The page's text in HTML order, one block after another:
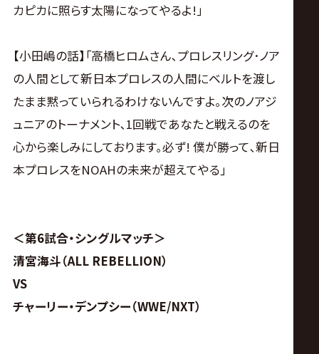
カピカに照らす太陽になってやるよ!｣
【小田嶋の話】｢高橋ヒロムさん､プロレスリング･ノア
の人間として新日本プロレスの人間にベルトを渡し
たまま黙っていられるわけないんですよ｡次のノアジ
ュニアのトーナメント､1回戦であなたと戦えるのを
心から楽しみにしております｡必ず! 僕が勝って､新日
本プロレスをNOAHの未来が超えてやる｣
＜第6試合・シングルマッチ＞
清宮海斗（ALL REBELLION）
VS
チャーリー・デンプシー（WWE/NXT）